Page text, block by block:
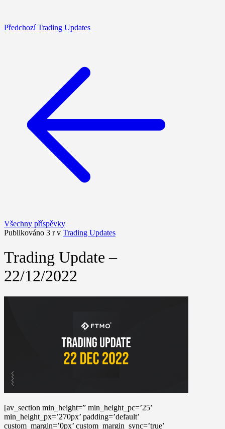
Předchozí Trading Updates
Všechny příspěvky
Publikováno 3 r v Trading Updates
Trading Update –
22/12/2022
[av_section min_height=” min_height_pc=’25’
min_height_px=’270px’ padding=’default’
custom_margin=’0px’ custom_margin_sync=’true’